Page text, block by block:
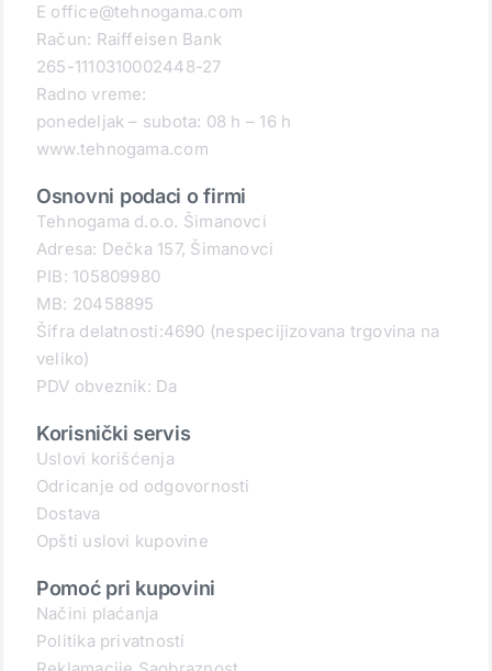
E office@tehnogama.com
Račun: Raiffeisen Bank
265-1110310002448-27
Radno vreme:
ponedeljak – subota: 08 h – 16 h
www.tehnogama.com
Osnovni podaci o firmi
Tehnogama d.o.o. Šimanovci
Adresa: Dečka 157, Šimanovci
PIB: 105809980
MB: 20458895
Šifra delatnosti:4690 (nespecijizovana trgovina na
veliko)
PDV obveznik: Da
Korisnički servis
Uslovi korišćenja
Odricanje od odgovornosti
Dostava
Opšti uslovi kupovine
Pomoć pri kupovini
Načini plaćanja
Politika privatnosti